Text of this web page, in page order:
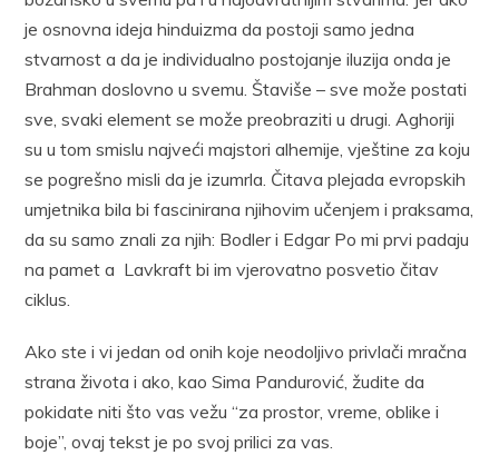
je osnovna ideja hinduizma da postoji samo jedna
stvarnost a da je individualno postojanje iluzija onda je
Brahman doslovno u svemu. Štaviše – sve može postati
sve, svaki element se može preobraziti u drugi. Aghoriji
su u tom smislu najveći majstori alhemije, vještine za koju
se pogrešno misli da je izumrla. Čitava plejada evropskih
umjetnika bila bi fascinirana njihovim učenjem i praksama,
da su samo znali za njih: Bodler i Edgar Po mi prvi padaju
na pamet a Lavkraft bi im vjerovatno posvetio čitav
ciklus.
Ako ste i vi jedan od onih koje neodoljivo privlači mračna
strana života i ako, kao Sima Pandurović, žudite da
pokidate niti što vas vežu “za prostor, vreme, oblike i
boje”, ovaj tekst je po svoj prilici za vas.